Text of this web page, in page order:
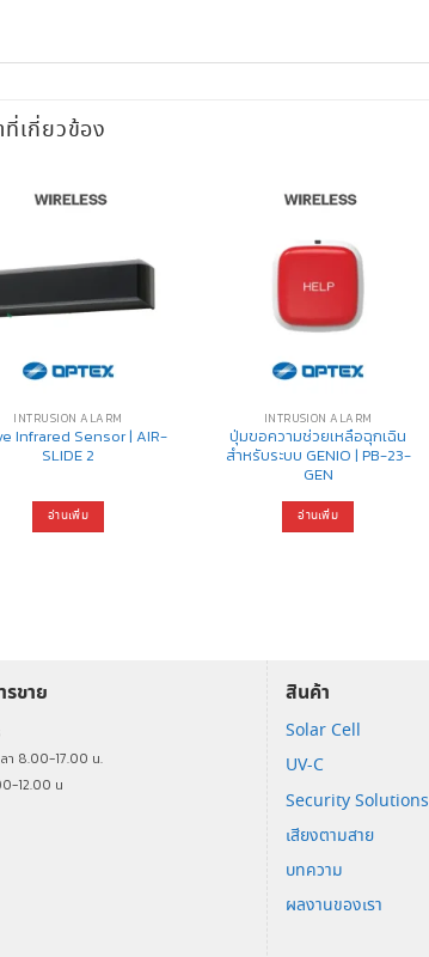
เกี่ยวข้อง
INTRUSION ALARM
Infrared Sensor | AIR-
SLIDE 2
อ่านเพิ่ม
INTRUSION ALARM
ปุ่มขอความช่วยเหลือฉุกเฉิน
สำหรับระบบ GENIO | PB-23-
GEN
อ่านเพิ่ม
ขาย
ลา 8.00-17.00 น.
12.00 น
สินค้า
Solar Cell
UV-C
Security Solutions
เสียงตามสาย
บทความ
ผลงานของเรา